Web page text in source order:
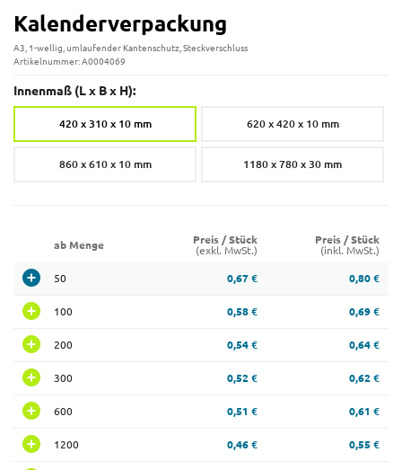
Kalenderverpackung
A3, 1-wellig, umlaufender Kantenschutz, Steckverschluss
Artikelnummer: A0004069
Innenmaß (L x B x H):
420 x 310 x 10 mm 620 x 420 x 10 mm
860 x 610 x 10 mm 1180 x 780 x 30 mm
ab Menge
Preis / Stück
(exkl. MwSt.)
Preis / Stück
(inkl. MwSt.)
50 0,67 € 0,80 €
100 0,58 € 0,69 €
200 0,54 € 0,64 €
300 0,52 € 0,62 €
600 0,51 € 0,61 €
1200 0,46 € 0,55 €